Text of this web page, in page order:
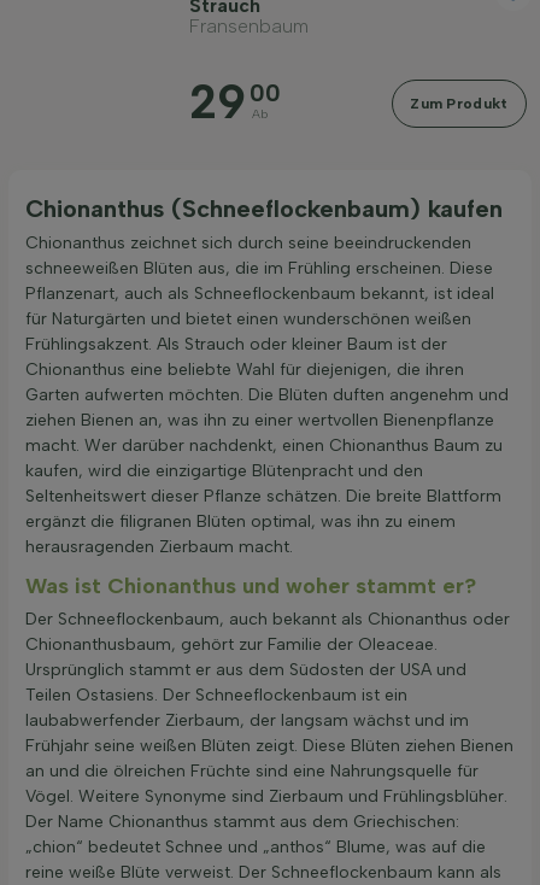
Filter anwenden
Strauch
Fransenbaum
29 00
Ab
Zum Produkt
Chionanthus (Schneeflockenbaum) kaufen
Chionanthus zeichnet sich durch seine beeindruckenden
schneeweißen Blüten aus, die im Frühling erscheinen. Diese
Pflanzenart, auch als Schneeflockenbaum bekannt, ist ideal
für Naturgärten und bietet einen wunderschönen weißen
Frühlingsakzent. Als Strauch oder kleiner Baum ist der
Chionanthus eine beliebte Wahl für diejenigen, die ihren
Garten aufwerten möchten. Die Blüten duften angenehm und
ziehen Bienen an, was ihn zu einer wertvollen Bienenpflanze
macht. Wer darüber nachdenkt, einen Chionanthus Baum zu
kaufen, wird die einzigartige Blütenpracht und den
Seltenheitswert dieser Pflanze schätzen. Die breite Blattform
ergänzt die filigranen Blüten optimal, was ihn zu einem
herausragenden Zierbaum macht.
Was ist Chionanthus und woher stammt er?
Der Schneeflockenbaum, auch bekannt als Chionanthus oder
Chionanthusbaum, gehört zur Familie der Oleaceae.
Ursprünglich stammt er aus dem Südosten der USA und
Teilen Ostasiens. Der Schneeflockenbaum ist ein
laubabwerfender Zierbaum, der langsam wächst und im
Frühjahr seine weißen Blüten zeigt. Diese Blüten ziehen Bienen
an und die ölreichen Früchte sind eine Nahrungsquelle für
Vögel. Weitere Synonyme sind Zierbaum und Frühlingsblüher.
Der Name Chionanthus stammt aus dem Griechischen:
„chion“ bedeutet Schnee und „anthos“ Blume, was auf die
reine weiße Blüte verweist. Der Schneeflockenbaum kann als